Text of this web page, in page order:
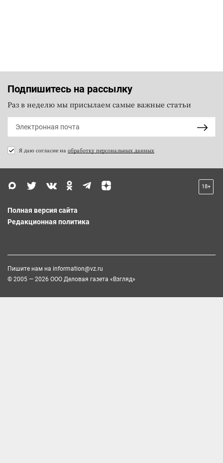
Подпишитесь на рассылку
Раз в неделю мы присылаем самые важные статьи
Я даю согласие на обработку персональных данных
18+
Полная версия сайта
Редакционная политика
Пишите нам на information@vz.ru
© 2005 — 2026 ООО Деловая газета «Взгляд»